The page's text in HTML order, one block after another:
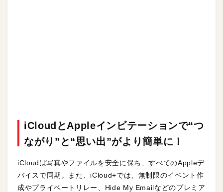
iCloudとAppleインビテーションで“つ
ながり”と“思い出”がより簡単に！
iCloudは写真やファイルを安全に保ち、すべてのAppleデ
バイスで同期。また、iCloud+では、無制限のイベント作
成やプライベートリレー、Hide My Emailなどのプレミア